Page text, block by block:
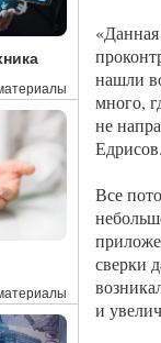
нашли
много,
не
Едрисов.
Все
сверки
и